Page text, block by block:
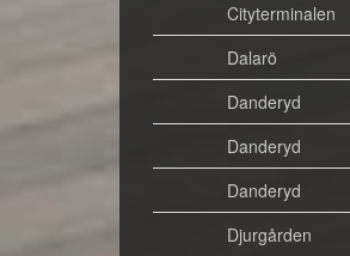
Cityterminalen
Dalarö
Danderyd
Danderyd
Danderyd
Djurgården